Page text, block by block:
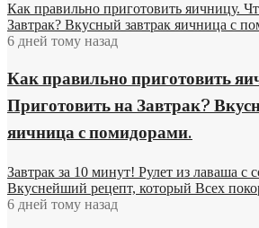
Как правильно приготовить яичницу.
Завтрак? Вкусный завтрак яичница с
6 дней тому назад
Как правильно приготовить
Приготовить на Завтрак?
яичница с помидорами.
Завтрак за 10 минут! Рулет из лаваша с
Вкуснейший рецепт, который Всех
6 дней тому назад